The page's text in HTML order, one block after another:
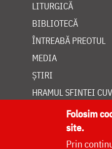
LITURGICĂ
BIBLIOTECĂ
ÎNTREABĂ PREOTUL
MEDIA
ȘTIRI
HRAMUL SFINTEI
Folosim
site.
Prin